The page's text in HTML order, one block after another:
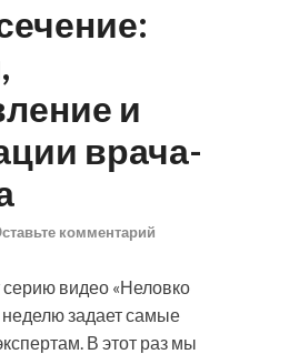
и
врача-
комментарий
видео «Неловко
неделю задает самые
В этот раз мы